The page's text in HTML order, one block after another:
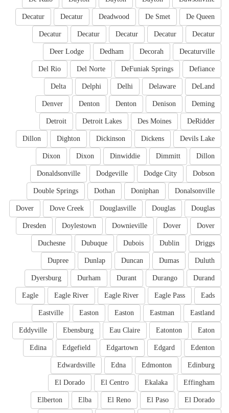
De Queen
De Smet
Deadwood
Decatur
Decatur
Decatur
Decatur
Decatur
Decatur
Decatur
Decaturville
Decorah
Dedham
Deer Lodge
Defiance
DeFuniak Springs
Del Norte
Del Rio
DeLand
Delaware
Delhi
Delphi
Delta
Deming
Denison
Denton
Denton
Denver
DeRidder
Des Moines
Detroit Lakes
Detroit
Devils Lake
Dickens
Dickinson
Dighton
Dillon
Dillon
Dimmitt
Dinwiddie
Dixon
Dixon
Dobson
Dodge City
Dodgeville
Donaldsonville
Donalsonville
Doniphan
Dothan
Double Springs
Douglas
Douglas
Douglasville
Dove Creek
Dover
Dover
Dover
Downieville
Doylestown
Dresden
Driggs
Dublin
Dubois
Dubuque
Duchesne
Duluth
Dumas
Duncan
Dunlap
Dupree
Durand
Durango
Durant
Durham
Dyersburg
Eads
Eagle Pass
Eagle River
Eagle River
Eagle
Eastland
Eastman
Easton
Easton
Eastville
Eaton
Eatonton
Eau Claire
Ebensburg
Eddyville
Edenton
Edgard
Edgartown
Edgefield
Edina
Edinburg
Edmonton
Edna
Edwardsville
Effingham
Ekalaka
El Centro
El Dorado
El Dorado
El Paso
El Reno
Elba
Elberton